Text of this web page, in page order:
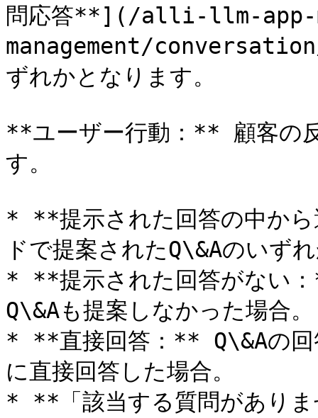
問応答**](/alli-llm-app-
management/
ずれかとなります。
**ユーザー行動：** 顧客の
す。
* **提示された回答の中か
ドで提案されたQ\&Aのいず
* **提示された回答がない
Q\&Aも提案しなかった場合。
* **直接回答：** Q\&Aの回
に直接回答した場合。
* **「該当する質問があり